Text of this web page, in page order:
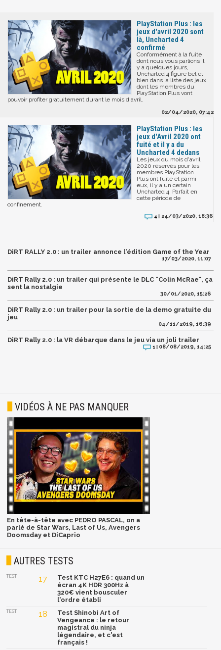
PlayStation Plus : les
jeux d'avril 2020 sont
là, Uncharted 4
confirmé
Conformément à la fuite
dont nous vous parlions il
y a quelques jours,
Uncharted 4 figure bel et
bien dans la liste des jeux
dont les membres du
PlayStation Plus vont
pouvoir profiter gratuitement durant le mois d'avril.
02/04/2020, 07:42
PlayStation Plus : les
jeux d'Avril 2020 ont
fuité et il y a du
Uncharted 4 dedans
Les jeux du mois d'avril
2020 réservés pour les
membres PlayStation
Plus ont fuité et parmi
eux, il y a un certain
Uncharted 4. Parfait en
cette période de
confinement.
4 | 24/03/2020, 18:36
DiRT RALLY 2.0 : un trailer annonce l'édition Game of the Year
17/03/2020, 11:07
DiRT Rally 2.0 : un trailer qui présente le DLC "Colin McRae", ça
sent la nostalgie
30/01/2020, 15:26
DiRT Rally 2.0 : un trailer pour la sortie de la demo gratuite du
jeu
04/11/2019, 16:39
DiRT Rally 2.0 : la VR débarque dans le jeu via un joli trailer
1 | 08/08/2019, 14:25
VIDÉOS À NE PAS MANQUER
En tête-à-tête avec PEDRO PASCAL, on a
parlé de Star Wars, Last of Us, Avengers
Doomsday et DiCaprio
AUTRES TESTS
TEST 17
Test KTC H27E6 : quand un
écran 4K HDR 300Hz à
320€ vient bousculer
l'ordre établi
TEST 18
Test Shinobi Art of
Vengeance : le retour
magistral du ninja
légendaire, et c'est
français !